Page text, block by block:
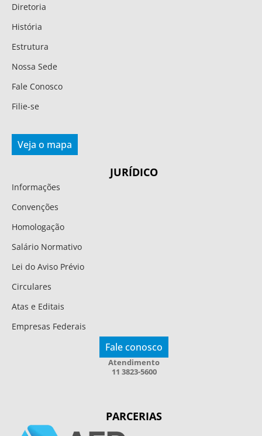
Diretoria
História
Estrutura
Nossa Sede
Fale Conosco
Filie-se
Veja o mapa
JURÍDICO
Informações
Convenções
Homologação
Salário Normativo
Lei do Aviso Prévio
Circulares
Atas e Editais
Empresas Federais
Fale conosco
Atendimento
11 3823-5600
PARCERIAS